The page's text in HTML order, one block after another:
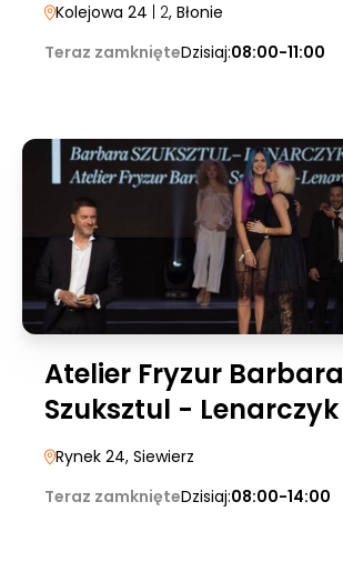
Kolejowa 24 | 2, Błonie
Teraz zamknięteDzisiaj:08:00-11:00
Atelier Fryzur Barbara
Szuksztul - Lenarczyk
Rynek 24, Siewierz
Teraz zamknięteDzisiaj:08:00-14:00